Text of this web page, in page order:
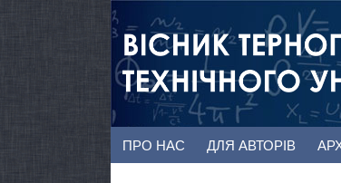
ПРО НАС ДЛЯ АВТОРІВ